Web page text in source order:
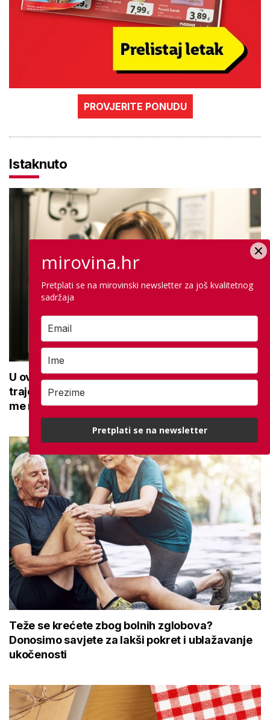
PROVJERITE PONUDU
Istaknuto
U ovoj optici rade najdetaljniji pregled vida,
traje sat vremena: Bila sam na njemu, evo što
me naučio
Teže se krećete zbog bolnih zglobova?
Donosimo savjete za lakši pokret i ublažavanje
ukočenosti
mirovina.hr
Pretplati se na mirovinski newsletter za još kvalitetnog
sadržaja
Pretplati se na newsletter